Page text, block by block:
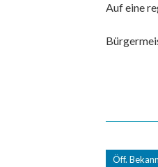
Auf eine
Öff.